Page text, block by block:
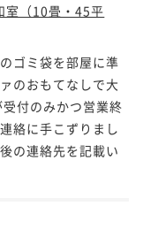
室（10畳・45平
ゴミ袋を部屋に準
のおもてなしで大
付のみかつ営業終
絡に手こずりまし
の連絡先を記載い